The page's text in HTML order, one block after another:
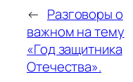
← Разговоры о
важном на тему
«Год защитника
Отечества».